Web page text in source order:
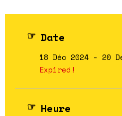
Date
18 Déc 2024 - 20
Expired!
Heure